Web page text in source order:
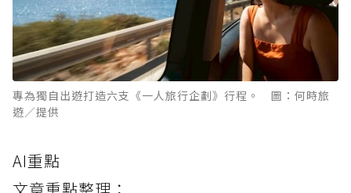
專為獨自出遊打造六支《一人旅行企劃》行程。 圖：何時旅
遊／提供
AI重點